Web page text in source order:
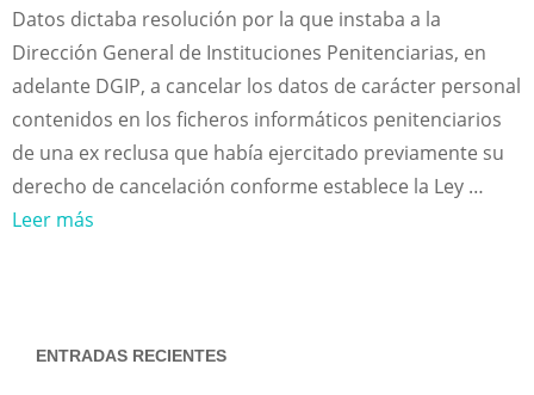
Datos dictaba resolución por la que instaba a la
Dirección General de Instituciones Penitenciarias, en
adelante DGIP, a cancelar los datos de carácter personal
contenidos en los ficheros informáticos penitenciarios
de una ex reclusa que había ejercitado previamente su
derecho de cancelación conforme establece la Ley …
Leer más
ENTRADAS RECIENTES